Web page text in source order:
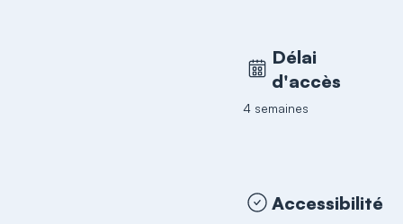
Délai
d'accès
4 semaines
Accessibilité